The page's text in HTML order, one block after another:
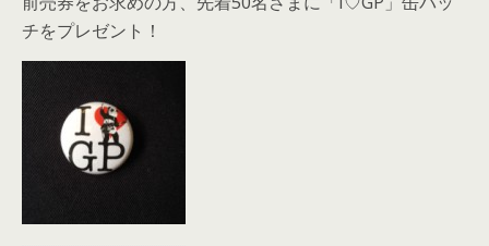
チをプレゼント！